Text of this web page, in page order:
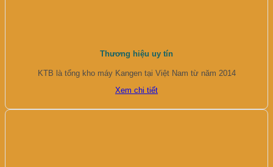
Thương hiệu uy tín
KTB là tổng kho máy Kangen tại Việt Nam từ năm 2014
Xem chi tiết